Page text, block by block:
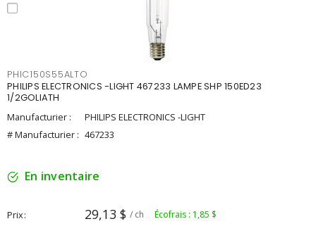
PHIC150S55ALTO
PHILIPS ELECTRONICS -LIGHT 467233 LAMPE SHP 150ED23
1/2GOLIATH
Manufacturier :
PHILIPS ELECTRONICS -LIGHT
# Manufacturier : 467233
En inventaire
Prix 29,13 $ / ch Écofrais : 1,85 $